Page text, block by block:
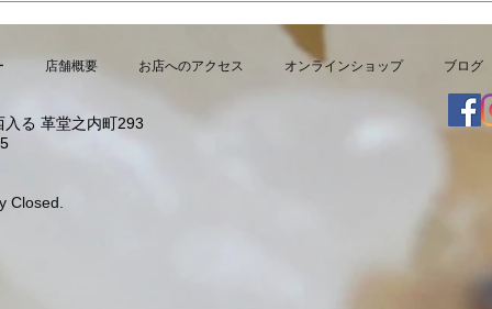
よ
店舗概要 お店へのアクセス オンラインショップ ブログ
る 革堂之内町293
Closed.